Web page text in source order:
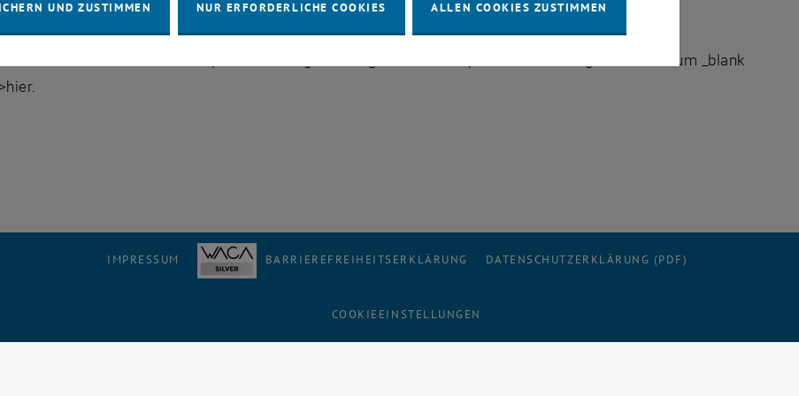
fertig gestellten Projekte werden von Rektor Prof. DI Dr. Peter Skalicky offiziell eröffnet.
finden Sie <link http: www.raumgestaltung.tuwien.ac.at presse der-wachgekuesste-raum _blank
IMPRESSUM BARRIEREFREIHEITSERKLÄRUNG DATENSCHUTZERKLÄRUNG (PDF)
COOKIEEINSTELLUNGEN
UND ZUSTIMMEN NUR ERFORDERLICHE COOKIES ALLEN COOKIES ZUSTIMMEN